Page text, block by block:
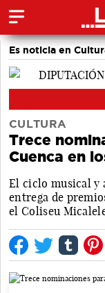
Es noticia en
Festivales
CULTURA
Trece
Cuenca en
El ciclo musical y
entrega de
el Coliseu